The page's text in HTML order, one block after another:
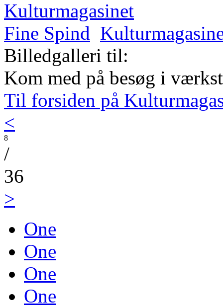
Billedgalleri til:
Kom med på besøg i
Til forsiden på
<
8
/
36
>
One
One
One
One